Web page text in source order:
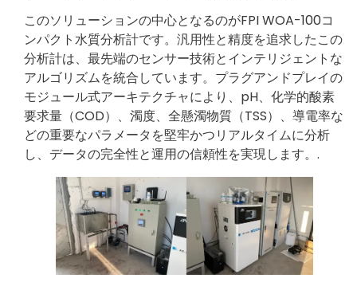
このソリューションの中心となるのがFPI WOA-100コ
ンパクト水質分析計です。汎用性と精度を追求したこの
分析計は、最先端のセンサー技術とインテリジェントな
アルゴリズムを統合しています。プラグアンドプレイの
モジュール式アーキテクチャにより、pH、化学的酸素
要求量（COD）、濁度、全懸濁物質（TSS）、導電率な
どの重要なパラメータを堅牢かつリアルタイムに分析
し、データの完全性と運用の信頼性を実現します。.